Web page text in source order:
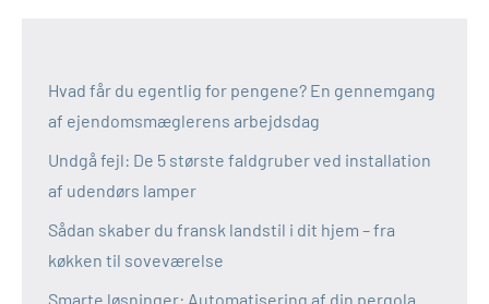
Hvad får du egentlig for pengene? En gennemgang
af ejendomsmæglerens arbejdsdag
Undgå fejl: De 5 største faldgruber ved installation
af udendørs lamper
Sådan skaber du fransk landstil i dit hjem – fra
køkken til soveværelse
Smarte løsninger: Automatisering af din pergola